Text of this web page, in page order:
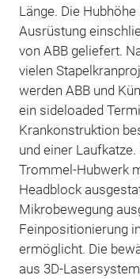
Länge. Die
Ausrüstung
von ABB geliefert.
vielen
werden ABB und
ein sideloaded
Krankonstruktion
und einer
Trommel-Hubwerk
Headblock
Mikrobewegung
Feinpositionierung
ermöglicht. Die
aus 3D-